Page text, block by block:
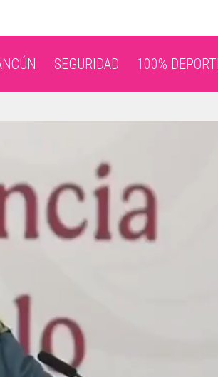
SEGURIDAD 100%